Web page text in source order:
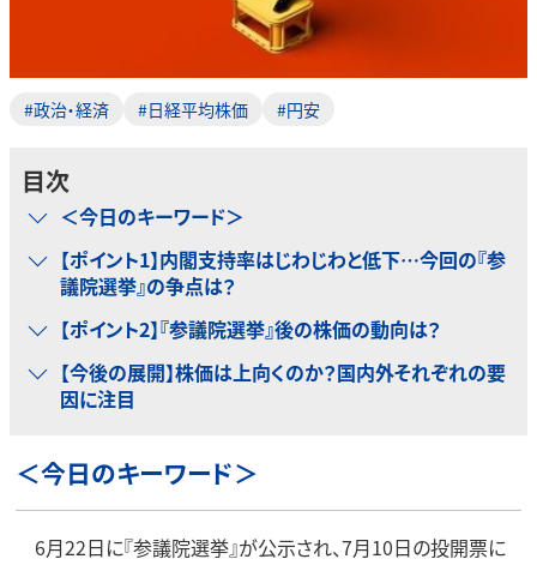
#政治・経済 #日経平均株価 #円安
目次
＜今日のキーワード＞
【ポイント1】内閣支持率はじわじわと低下…今回の『参
議院選挙』の争点は？
【ポイント2】『参議院選挙』後の株価の動向は？
【今後の展開】株価は上向くのか？国内外それぞれの要
因に注目
＜今日のキーワード＞
6月22日に『参議院選挙』が公示され、7月10日の投開票に